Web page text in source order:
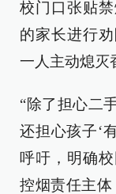
校门口张贴
的家长进行
一人主动熄灭
“除了担心二
还担心孩子‘
呼吁，明确
控烟责任主体